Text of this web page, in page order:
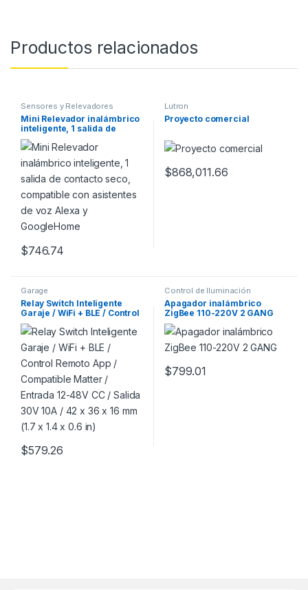
Productos relacionados
Sensores y Relevadores
Mini Relevador inalámbrico
inteligente, 1 salida de
contacto seco, compatible
con asistentes de voz Alexa
y GoogleHome
$746.74
Lutron
Proyecto comercial
$868,011.66
Garage
Relay Switch Inteligente
Garaje / WiFi + BLE / Control
Remoto App / Compatible
Matter / Entrada 12-48V CC /
Salida 30V 10A / 42 x 36 x 16
mm (1.7 x 1.4 x 0.6 in)
$579.26
Control de Iluminación
Apagador inalámbrico
ZigBee 110-220V 2 GANG
$799.01